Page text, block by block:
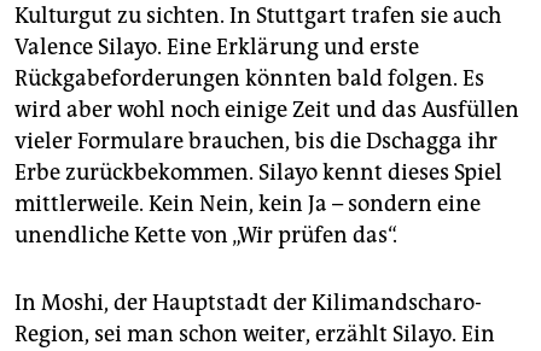
Kulturgut zu sichten. In Stuttgart trafen sie auch
Valence Silayo. Eine Erklärung und erste
Rückgabeforderungen könnten bald folgen. Es
wird aber wohl noch einige Zeit und das Ausfüllen
vieler Formulare brauchen, bis die Dschagga ihr
Erbe zurückbekommen. Silayo kennt dieses Spiel
mittlerweile. Kein Nein, kein Ja – sondern eine
unendliche Kette von „Wir prüfen das“.
In Moshi, der Hauptstadt der Kilimandscharo-
Region, sei man schon weiter, erzählt Silayo. Ein